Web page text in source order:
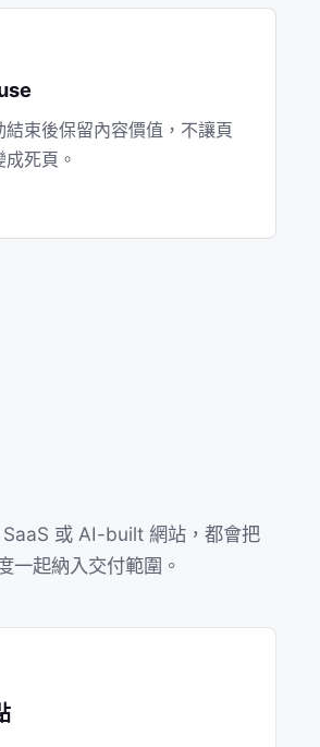
結束後保留內容價值，不讓頁
成死頁。
或 AI-built 網站，都會把
一起納入交付範圍。